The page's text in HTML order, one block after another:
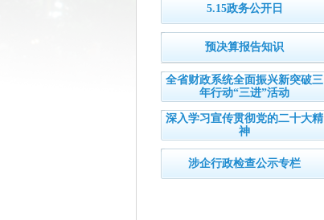
5.15政务公开日
预决算报告知识
全省财政系统全面振兴新突破三
年行动“三进”活动
深入学习宣传贯彻党的二十大精
神
涉企行政检查公示专栏